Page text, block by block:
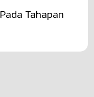
Tahapan